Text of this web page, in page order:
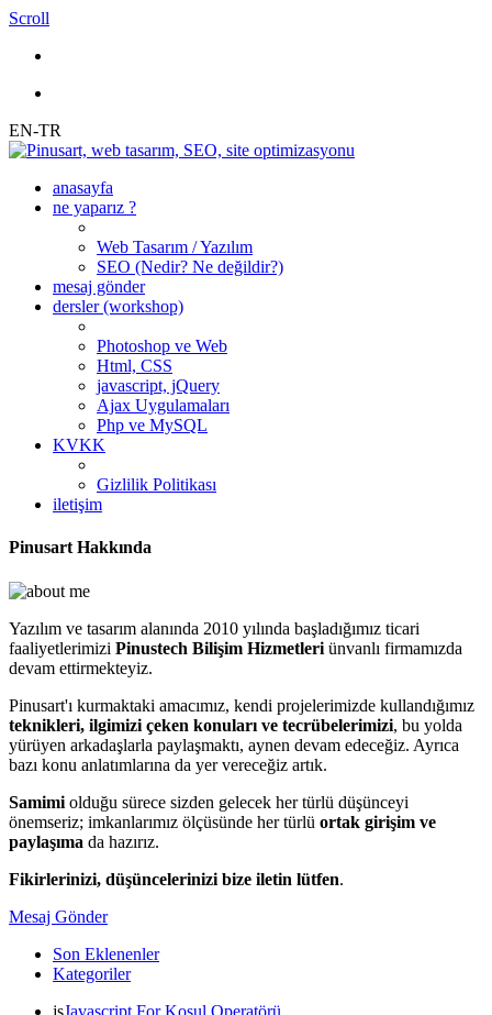
Scroll
EN-TR
anasayfa
ne yaparız ?
Web Tasarım / Yazılım
SEO (Nedir? Ne değildir?)
mesaj gönder
dersler (workshop)
Photoshop ve Web
Html, CSS
javascript, jQuery
Ajax Uygulamaları
Php ve MySQL
KVKK
Gizlilik Politikası
iletişim
Pinusart Hakkında
Yazılım ve tasarım alanında 2010 yılında başladığımız ticari
faaliyetlerimizi Pinustech Bilişim Hizmetleri ünvanlı firmamızda
devam ettirmekteyiz.
Pinusart'ı kurmaktaki amacımız, kendi projelerimizde kullandığımız
teknikleri, ilgimizi çeken konuları ve tecrübelerimizi, bu yolda
yürüyen arkadaşlarla paylaşmaktı, aynen devam edeceğiz. Ayrıca
bazı konu anlatımlarına da yer vereceğiz artık.
Samimi olduğu sürece sizden gelecek her türlü düşünceyi
önemseriz; imkanlarımız ölçüsünde her türlü ortak girişim ve
paylaşıma da hazırız.
Fikirlerinizi, düşüncelerinizi bize iletin lütfen.
Mesaj Gönder
Son Eklenenler
Kategoriler
jsJavascript For Koşul Operatörü